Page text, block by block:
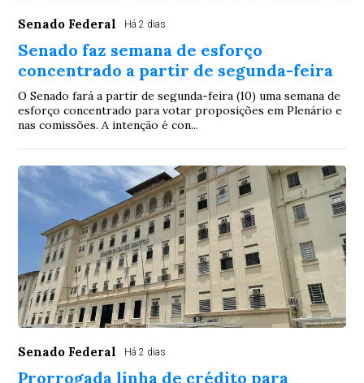
Senado Federal Há 2 dias
Senado faz semana de esforço
concentrado a partir de segunda-feira
O Senado fará a partir de segunda-feira (10) uma semana de
esforço concentrado para votar proposições em Plenário e
nas comissões. A intenção é con...
Senado Federal Há 2 dias
Prorrogada linha de crédito para